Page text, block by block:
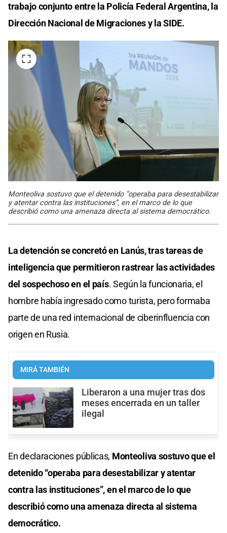
trabajo conjunto entre la Policía Federal Argentina, la
Dirección Nacional de Migraciones y la SIDE.
Monteoliva sostuvo que el detenido “operaba para desestabilizar
y atentar contra las instituciones”, en el marco de lo que
describió como una amenaza directa al sistema democrático.
La detención se concretó en Lanús, tras tareas de
inteligencia que permitieron rastrear las actividades
del sospechoso en el país. Según la funcionaria, el
hombre había ingresado como turista, pero formaba
parte de una red internacional de ciberinfluencia con
origen en Rusia.
MIRÁ TAMBIÉN
Liberaron a una mujer tras dos
meses encerrada en un taller
ilegal
En declaraciones públicas, Monteoliva sostuvo que el
detenido “operaba para desestabilizar y atentar
contra las instituciones”, en el marco de lo que
describió como una amenaza directa al sistema
democrático.